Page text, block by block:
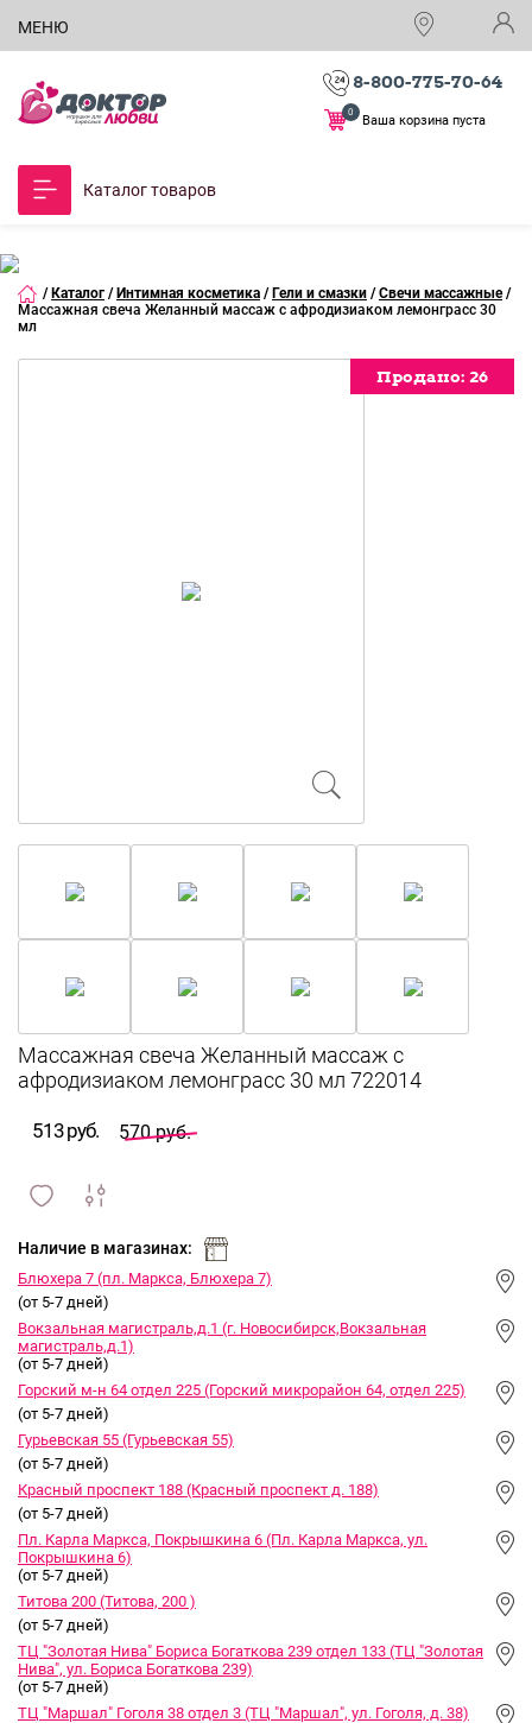
МЕНЮ
8-800-775-70-64
Ваша корзина пуста
0
Каталог товаров
/ Каталог / Интимная косметика / Гели и смазки / Свечи массажные /
Массажная свеча Желанный массаж с афродизиаком лемонграсс 30
мл
Продано: 26
Продано: 26
Продано: 26
Продано: 26
Продано: 26
Продано: 26
Продано: 26
Продано: 26
513 руб. 570 руб.
и
Наличие в магазинах:
Блюхера 7 (пл. Маркса, Блюхера 7)
(от 5-7 дней)
Вокзальная магистраль,д.1 (г. Новосибирск,Вокзальная
магистраль,д.1)
(от 5-7 дней)
Горский м-н 64 отдел 225 (Горский микрорайон 64, отдел 225)
(от 5-7 дней)
Гурьевская 55 (Гурьевская 55)
(от 5-7 дней)
Красный проспект 188 (Красный проспект д. 188)
(от 5-7 дней)
Пл. Карла Маркса, Покрышкина 6 (Пл. Карла Маркса, ул.
Покрышкина 6)
(от 5-7 дней)
Титова 200 (Титова, 200 )
(от 5-7 дней)
ТЦ "Золотая Нива" Бориса Богаткова 239 отдел 133 (ТЦ "Золотая
Нива", ул. Бориса Богаткова 239)
(от 5-7 дней)
ТЦ "Маршал" Гоголя 38 отдел 3 (ТЦ "Маршал", ул. Гоголя, д. 38)